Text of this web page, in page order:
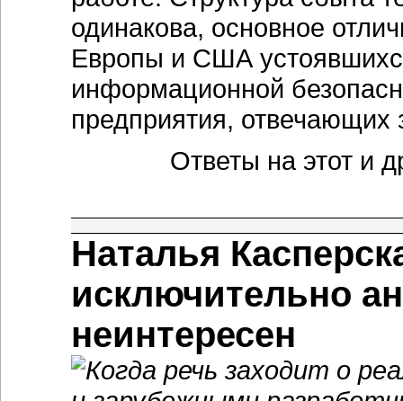
одинакова, основное
Европы и США
информационной
предприятия, отвечающих
Ответы на этот и
Наталья
исключительно
неинтересен
Когда речь заходит о